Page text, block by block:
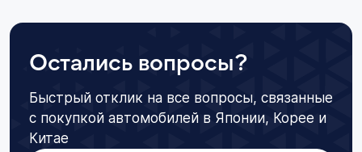
Остались вопросы?
Быстрый отклик на все вопросы, связанные
с покупкой автомобилей в Японии, Корее и
Китае